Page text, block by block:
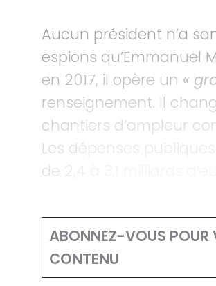
Aucun président n’a
espions qu’Emmanuel
en 2017, il opère un «
renseignement. Il
chantiers d’ampleur
Les dépenses
de 2,4 à 3,1 milliards
ABONNEZ-VOUS POUR
CONTENU